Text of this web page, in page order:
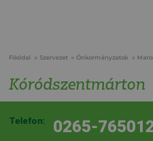
Főoldal Szervezet Önkormányzatok
Kóródszentmárton
Telefon: 0265-